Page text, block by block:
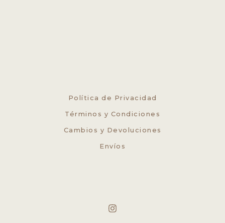
Política de Privacidad
Términos y Condiciones
Cambios y Devoluciones
Envíos